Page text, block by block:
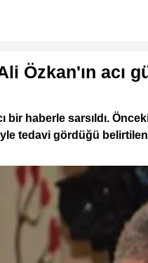
Özkan'ın acı
haberle sarsıldı.
tedavi gördüğü